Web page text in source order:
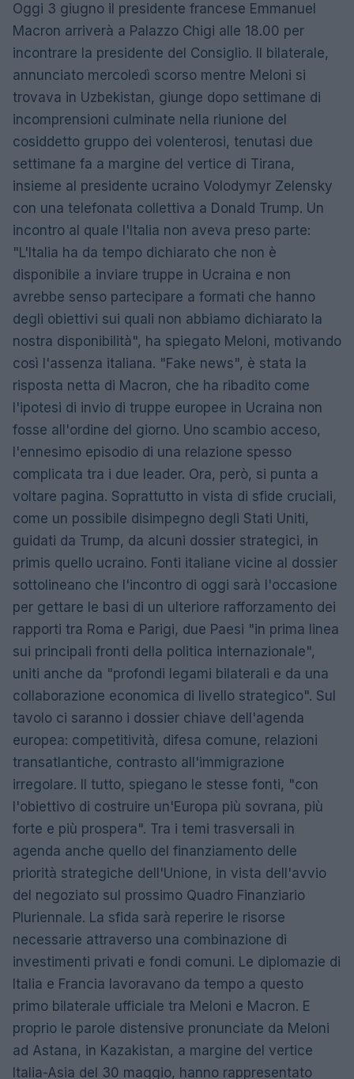
Oggi 3 giugno il presidente francese Emmanuel
Macron arriverà a Palazzo Chigi alle 18.00 per
incontrare la presidente del Consiglio. Il bilaterale,
annunciato mercoledì scorso mentre Meloni si
trovava in Uzbekistan, giunge dopo settimane di
incomprensioni culminate nella riunione del
cosiddetto gruppo dei volenterosi, tenutasi due
settimane fa a margine del vertice di Tirana,
insieme al presidente ucraino Volodymyr Zelensky
con una telefonata collettiva a Donald Trump. Un
incontro al quale l'Italia non aveva preso parte:
"L'Italia ha da tempo dichiarato che non è
disponibile a inviare truppe in Ucraina e non
avrebbe senso partecipare a formati che hanno
degli obiettivi sui quali non abbiamo dichiarato la
nostra disponibilità", ha spiegato Meloni, motivando
così l'assenza italiana. "Fake news", è stata la
risposta netta di Macron, che ha ribadito come
l'ipotesi di invio di truppe europee in Ucraina non
fosse all'ordine del giorno. Uno scambio acceso,
l'ennesimo episodio di una relazione spesso
complicata tra i due leader. Ora, però, si punta a
voltare pagina. Soprattutto in vista di sfide cruciali,
come un possibile disimpegno degli Stati Uniti,
guidati da Trump, da alcuni dossier strategici, in
primis quello ucraino. Fonti italiane vicine al dossier
sottolineano che l'incontro di oggi sarà l'occasione
per gettare le basi di un ulteriore rafforzamento dei
rapporti tra Roma e Parigi, due Paesi "in prima linea
sui principali fronti della politica internazionale",
uniti anche da "profondi legami bilaterali e da una
collaborazione economica di livello strategico". Sul
tavolo ci saranno i dossier chiave dell'agenda
europea: competitività, difesa comune, relazioni
transatlantiche, contrasto all'immigrazione
irregolare. Il tutto, spiegano le stesse fonti, "con
l'obiettivo di costruire un'Europa più sovrana, più
forte e più prospera". Tra i temi trasversali in
agenda anche quello del finanziamento delle
priorità strategiche dell'Unione, in vista dell'avvio
del negoziato sul prossimo Quadro Finanziario
Pluriennale. La sfida sarà reperire le risorse
necessarie attraverso una combinazione di
investimenti privati e fondi comuni. Le diplomazie di
Italia e Francia lavoravano da tempo a questo
primo bilaterale ufficiale tra Meloni e Macron. E
proprio le parole distensive pronunciate da Meloni
ad Astana, in Kazakistan, a margine del vertice
Italia-Asia del 30 maggio, hanno rappresentato